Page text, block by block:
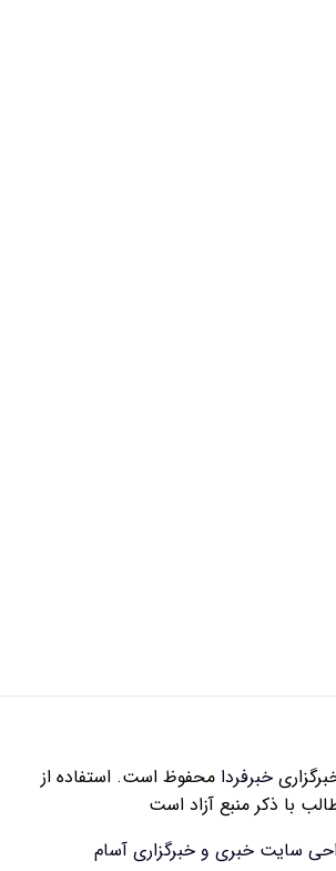
خبرفردامحفوظ است. استفاده از
با ذکر منبع آزاد است
سایت خبری و خبرگزاری آسام